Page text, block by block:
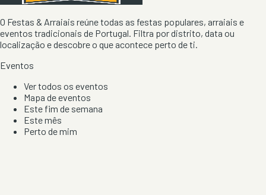
O Festas & Arraiais reúne todas as festas populares, arraiais e
eventos tradicionais de Portugal. Filtra por distrito, data ou
localização e descobre o que acontece perto de ti.
Eventos
Ver todos os eventos
Mapa de eventos
Este fim de semana
Este mês
Perto de mim